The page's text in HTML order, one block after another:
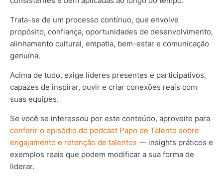
Trata-se de um processo contínuo, que envolve
propósito, confiança, oportunidades de desenvolvimento,
alinhamento cultural, empatia, bem-estar e comunicação
genuína.
Acima de tudo, exige líderes presentes e participativos,
capazes de inspirar, ouvir e criar conexões reais com
suas equipes.
Se você se interessou por este conteúdo, aproveite para
conferir o episódio do podcast Papo de Talento sobre
engajamento e retenção de talentos — insights práticos e
exemplos reais que podem modificar a sua forma de
liderar.